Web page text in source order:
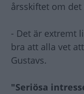
årsskiftet om
- Det är extremt
bra att alla vet
Gustavs.
"Seriösa